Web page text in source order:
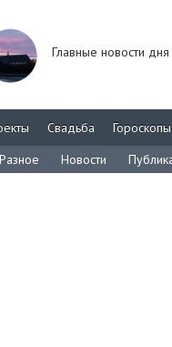
Главные новости дня
Свадьба
Гороскопы
Разное Новости